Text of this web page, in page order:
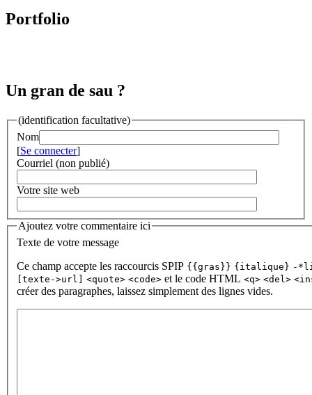
Portfolio
Un gran de sau ?
(identification facultative)
Nom
[Se connecter]
Courriel (non publié)
Votre site web
Ajoutez votre commentaire ici
Texte de votre message
Ce champ accepte les raccourcis SPIP {{gras}} {italique} -
[texte->url]
<quote> <code> et le code HTML <q> <del>
créer des paragraphes, laissez simplement des lignes vides.